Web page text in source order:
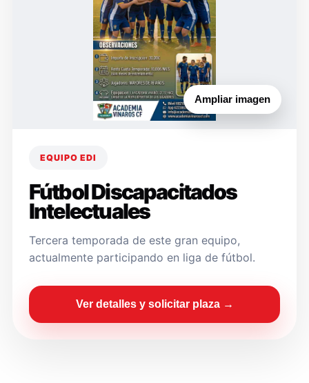
Ampliar imagen
EQUIPO EDI
Fútbol Discapacitados
Intelectuales
Tercera temporada de este gran equipo,
actualmente participando en liga de fútbol.
Ver detalles y solicitar plaza →